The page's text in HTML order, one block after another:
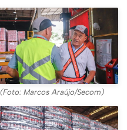
(Foto: Marcos Araújo/Secom)